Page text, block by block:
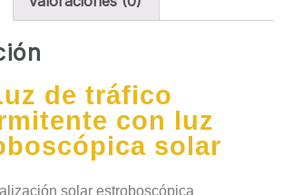
de tráfico
con luz
solar
solar estroboscópica